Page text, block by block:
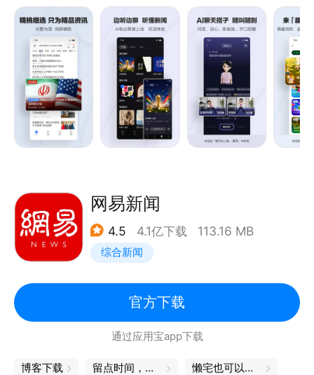
位了解新闻动态。
【产品特色】
-独家内容：众多独家优质栏目，持续输出深度精品内
容。
《新闻哥》麻辣点评，为网友们提供全年无休的精神食
粮。
多个工作室的优质出品内容获国家广播电视总局优秀国
产纪录片奖项。
-问答：多元视角看新闻，从热门资讯到好问题好回
答，从优质创作者到大咖提问。用户可以浏览与参与科
-直播：乐享NBA、中超、F1、男篮世界杯、LPL、
KPL等多类重大赛事直播，支持边看直播边聊天，更有
神秘娱乐嘉宾惊喜互动。
-订阅：近千家优质媒体，订阅丰富阅读内容。更有精
网易新闻
4.5 4.1亿下载 113.16 MB
综合新闻
官方下载
通过应用宝app下载
博客下载 留点时间，与自己独处 懒宅也可以很精致